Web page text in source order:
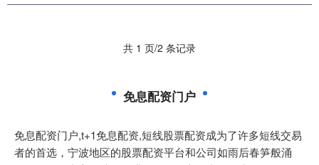
共 1 页/2 条记录
免息配资门户
免息配资门户,t+1免息配资,短线股票配资成为了许多短线交易
者的首选，宁波地区的股票配资平台和公司如雨后春笋般涌